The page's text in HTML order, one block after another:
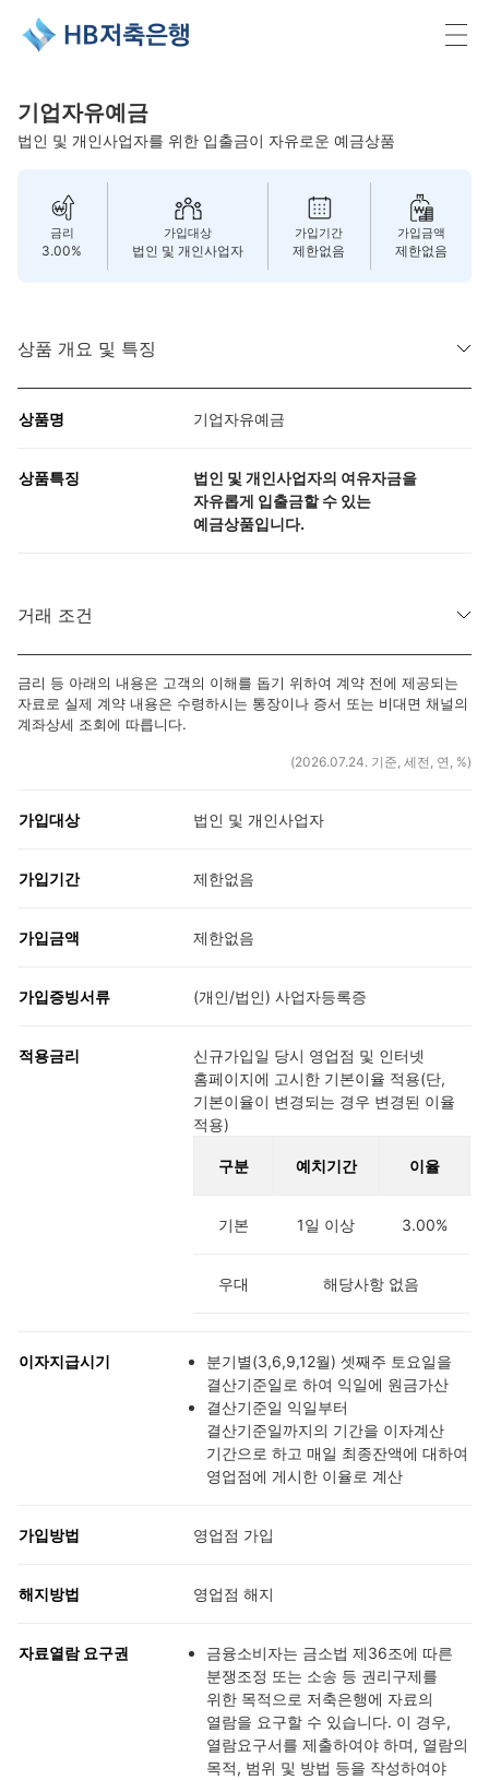
기업자유예금
법인 및 개인사업자를 위한 입출금이 자유로운 예금상품
금리
3.00%
가입대상
법인 및 개인사업자
가입기간
제한없음
가입금액
제한없음
상품 개요 및 특징
상품명 기업자유예금
상품특징
법인 및 개인사업자의 여유자금을
자유롭게 입출금할 수 있는
예금상품입니다.
거래 조건
금리 등 아래의 내용은 고객의 이해를 돕기 위하여 계약 전에 제공되는
자료로 실제 계약 내용은 수령하시는 통장이나 증서 또는 비대면 채널의
계좌상세 조회에 따릅니다.
(2026.07.24. 기준, 세전, 연, %)
가입대상 법인 및 개인사업자
가입기간 제한없음
가입금액 제한없음
가입증빙서류 (개인/법인) 사업자등록증
적용금리
신규가입일 당시 영업점 및 인터넷
홈페이지에 고시한 기본이율 적용(단,
기본이율이 변경되는 경우 변경된 이율
적용)
구분 예치기간 이율
기본 1일 이상 3.00%
우대 해당사항 없음
이자지급시기
분기별(3,6,9,12월) 셋째주 토요일을
결산기준일로 하여 익일에 원금가산
결산기준일 익일부터
결산기준일까지의 기간을 이자계산
기간으로 하고 매일 최종잔액에 대하여
영업점에 게시한 이율로 계산
가입방법 영업점 가입
해지방법 영업점 해지
자료열람 요구권
금융소비자는 금소법 제36조에 따른
분쟁조정 또는 소송 등 권리구제를
위한 목적으로 저축은행에 자료의
열람을 요구할 수 있습니다. 이 경우,
열람요구서를 제출하여야 하며, 열람의
목적, 범위 및 방법 등을 작성하여야